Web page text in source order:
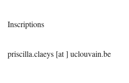
Inscriptions
priscilla.claeys [at ] uclouvain.be